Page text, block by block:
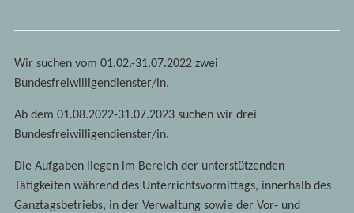
Wir suchen vom 01.02.-31.07.2022 zwei
Bundesfreiwilligendienster/in.
Ab dem 01.08.2022-31.07.2023 suchen wir drei
Bundesfreiwilligendienster/in.
Die Aufgaben liegen im Bereich der unterstützenden
Tätigkeiten während des Unterrichtsvormittags, innerhalb des
Ganztagsbetriebs, in der Verwaltung sowie der Vor- und